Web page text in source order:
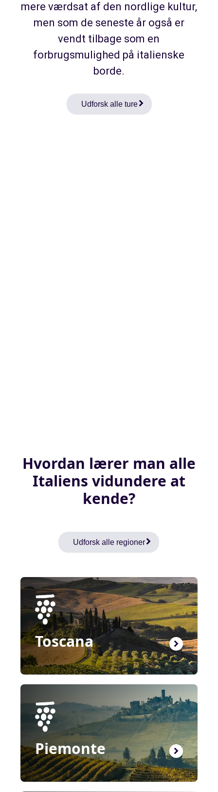
mere værdsat af den nordlige kultur,
men som de seneste år også er
vendt tilbage som en
forbrugsmulighed på italienske
borde.
Udforsk alle ture
Hvordan lærer man alle
Italiens vidundere at
kende?
Udforsk alle regioner
Toscana
Piemonte